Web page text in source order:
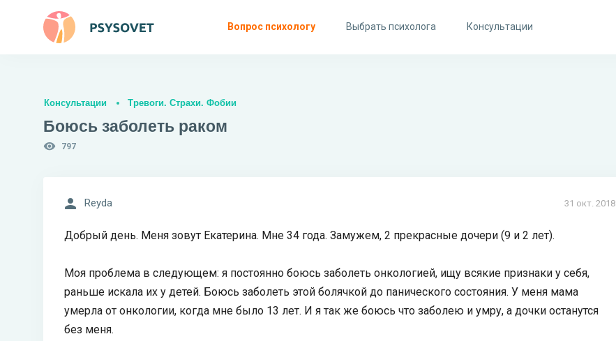
Вопрос психологу Выбрать психолога Консультации
Консультации Тревоги. Страхи. Фобии
Боюсь заболеть раком
797
31 окт. 2018
Reyda
Добрый день. Меня зовут Екатерина. Мне 34 года. Замужем, 2 прекрасные дочери (9 и 2 лет).
Моя проблема в следующем: я постоянно боюсь заболеть онкологией, ищу всякие признаки у себя,
раньше искала их у детей. Боюсь заболеть этой болячкой до панического состояния. У меня мама
умерла от онкологии, когда мне было 13 лет. И я так же боюсь что заболею и умру, а дочки останутся
без меня.